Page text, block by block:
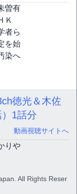
曽有
Ｋ
者ら
を始
染へ
徳光＆木佐
1話分
動画視聴サイトへ
りや
All Rights Reser